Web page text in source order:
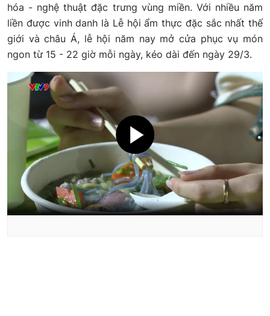
hóa - nghệ thuật đặc trưng vùng miền. Với nhiều năm
liền được vinh danh là Lễ hội ẩm thực đặc sắc nhất thế
giới và châu Á, lễ hội năm nay mở cửa phục vụ món
ngon từ 15 - 22 giờ mỗi ngày, kéo dài đến ngày 29/3.